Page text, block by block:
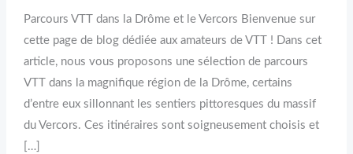
Parcours VTT dans la Drôme et le Vercors Bienvenue sur
cette page de blog dédiée aux amateurs de VTT ! Dans cet
article, nous vous proposons une sélection de parcours
VTT dans la magnifique région de la Drôme, certains
d’entre eux sillonnant les sentiers pittoresques du massif
du Vercors. Ces itinéraires sont soigneusement choisis et
[…]